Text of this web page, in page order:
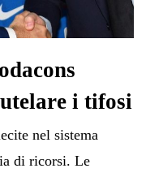
i tifosi
nel sistema
di ricorsi. Le